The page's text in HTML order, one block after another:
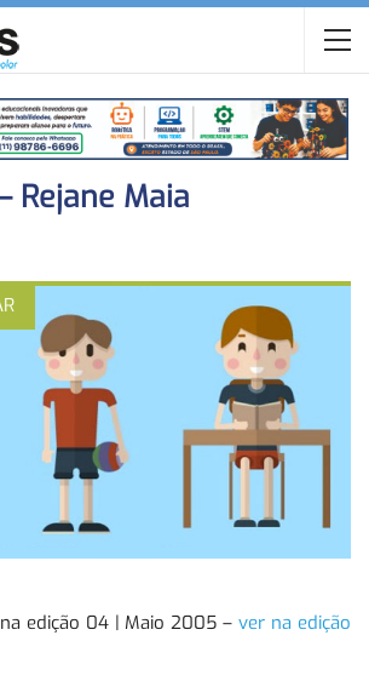
Rejane Maia
edição 04 | Maio 2005 –ver na edição